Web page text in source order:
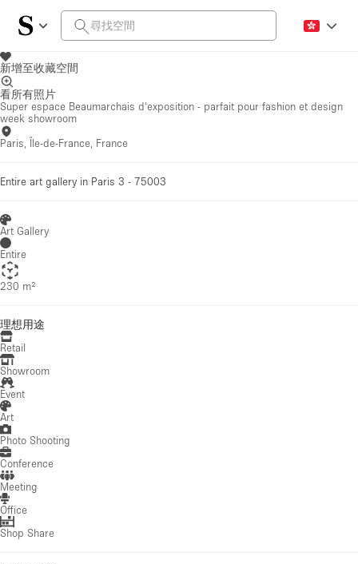
新增至收藏空間
看所有照片
Super espace Beaumarchais d'exposition - parfait pour fashion et design
week showroom
Paris, Île-de-France, France
Entire art gallery in Paris 3 - 75003
Art Gallery
Entire
230 m²
理想用途
Retail
Showroom
Event
Art
Photo Shooting
Conference
Meeting
Office
Shop Share